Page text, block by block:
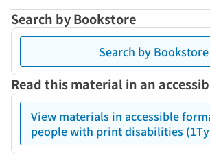
Search by Bookstore
Search by Bookstore
Read this material in an
View materials in accessible
people with print disabilities